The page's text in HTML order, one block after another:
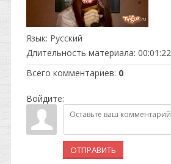
Язык: Русский
Длительность материала: 00:01:22
Всего комментариев: 0
Войдите:
ОТПРАВИТЬ